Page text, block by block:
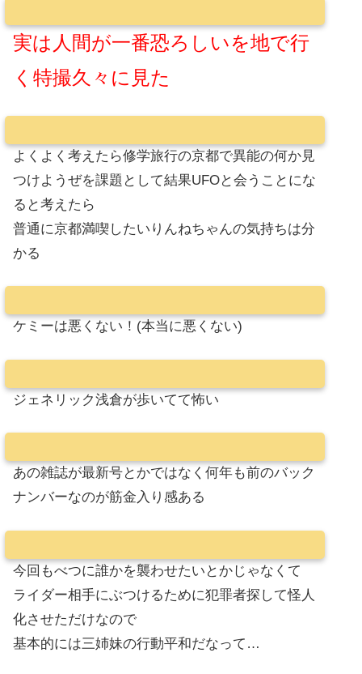
実は人間が一番恐ろしいを地で行
く特撮久々に見た
よくよく考えたら修学旅行の京都で異能の何か見
つけようぜを課題として結果UFOと会うことにな
ると考えたら
普通に京都満喫したいりんねちゃんの気持ちは分
かる
ケミーは悪くない！(本当に悪くない)
ジェネリック浅倉が歩いてて怖い
あの雑誌が最新号とかではなく何年も前のバック
ナンバーなのが筋金入り感ある
今回もべつに誰かを襲わせたいとかじゃなくて
ライダー相手にぶつけるために犯罪者探して怪人
化させただけなので
基本的には三姉妹の行動平和だなって…